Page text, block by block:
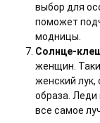
выбор для
поможет
модницы.
Солнце-
женщин.
женский лук,
образа. Леди
все самое